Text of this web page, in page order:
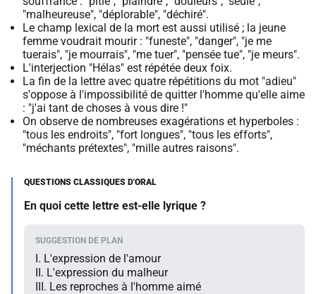
"malheureuse", "déplorable", "déchiré".
Le champ lexical de la mort est aussi utilisé ; la jeune
femme voudrait mourir : "funeste", "danger", "je me
tuerais", "je mourrais", "me tuer", "pensée tue", "je meurs".
L'interjection "Hélas" est répétée deux foix.
La fin de la lettre avec quatre répétitions du mot "adieu"
s'oppose à l'impossibilité de quitter l'homme qu'elle aime
: "j'ai tant de choses à vous dire !"
On observe de nombreuses exagérations et hyperboles :
"tous les endroits", "fort longues", "tous les efforts",
"méchants prétextes", "mille autres raisons".
En quoi cette lettre est-elle lyrique ?
I. L'expression de l'amour
II. L'expression du malheur
III. Les reproches à l'homme aimé